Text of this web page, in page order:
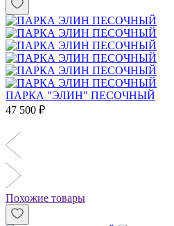
ПАРКА "ЭЛИН" ПЕСОЧНЫЙ
47 500 ₽
Похожие товары